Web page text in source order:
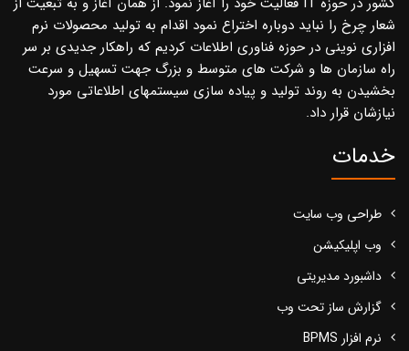
شعار چرخ را نباید دوباره اختراع نمود اقدام به تولید محصولات نرم
افزاری نوینی در حوزه فناوری اطلاعات کردیم که راهکار جدیدی بر سر
راه سازمان ها و شرکت های متوسط و بزرگ جهت تسهیل و سرعت
بخشیدن به روند تولید و پیاده سازی سیستمهای اطلاعاتی مورد
نیازشان قرار داد.
خدمات
طراحی وب سایت
وب اپلیکیشن
داشبورد مدیریتی
گزارش ساز تحت وب
نرم افزار BPMS